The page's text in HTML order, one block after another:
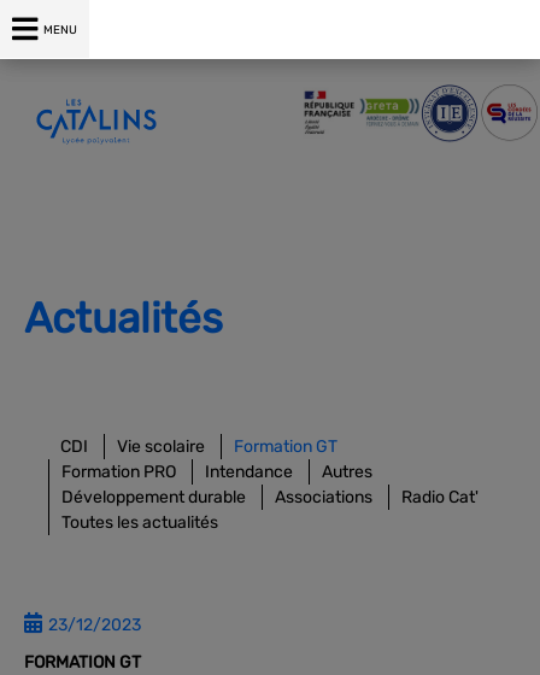
MENU
Actualités
CDI Vie scolaire
Formation GT
Formation PRO
Intendance
Autres
Développement durable
Associations
Radio Cat'
Toutes les actualités
23/12/2023
FORMATION GT